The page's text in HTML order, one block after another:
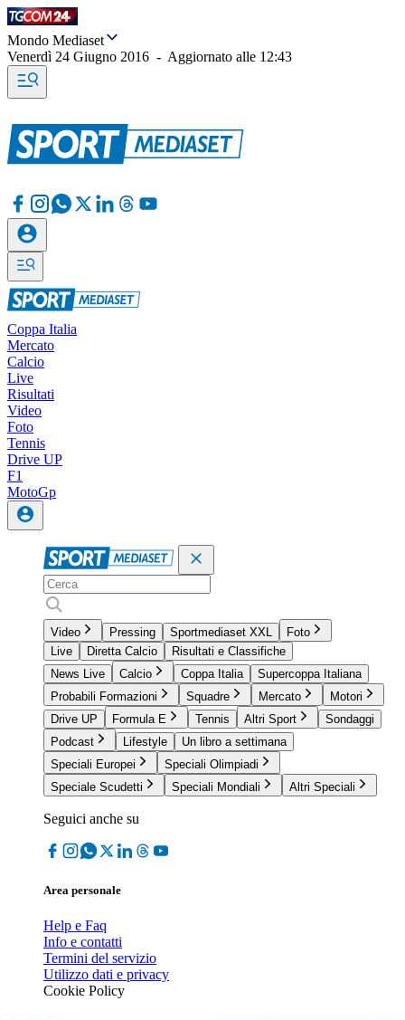
Mondo Mediaset
Venerdì 24 Giugno 2016 - Aggiornato alle 12:43
Coppa Italia
Mercato
Calcio
Live
Risultati
Video
Foto
Tennis
Drive UP
F1
MotoGp
Video Pressing Sportmediaset XXL
Foto
Live
Diretta Calcio
Risultati e Classifiche
News Live
Calcio Coppa Italia
Supercoppa Italiana
Probabili Formazioni
Squadre Mercato
Motori
Drive UP
Formula E Tennis Altri Sport
Sondaggi
Podcast
Lifestyle
Un libro a settimana
Speciali Europei
Speciali Olimpiadi
Speciale Scudetti
Speciali Mondiali Altri Speciali
Seguici anche su
Area personale
Help e Faq
Info e contatti
Termini del servizio
Utilizzo dati e privacy
Cookie Policy